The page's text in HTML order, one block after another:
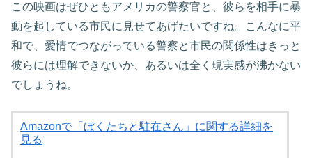
この映画はぜひともアメリカの警察官と、彼らを相手に暴
動を起している市民に見せてあげたいですね。こんなに平
和で、愛情でつながっている警察と市民の関係性はきっと
彼らには理解できないか、あるいは全く現実感が沸かない
でしょうね。
Amazonで「ぼくたちと駐在さん」に関する詳細を
見る